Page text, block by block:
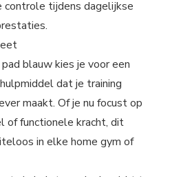
controle tijdens dagelijkse
blauw kies je voor een
dat je training
maakt. Of je nu focust op
of functionele kracht, dit
in elke home gym of